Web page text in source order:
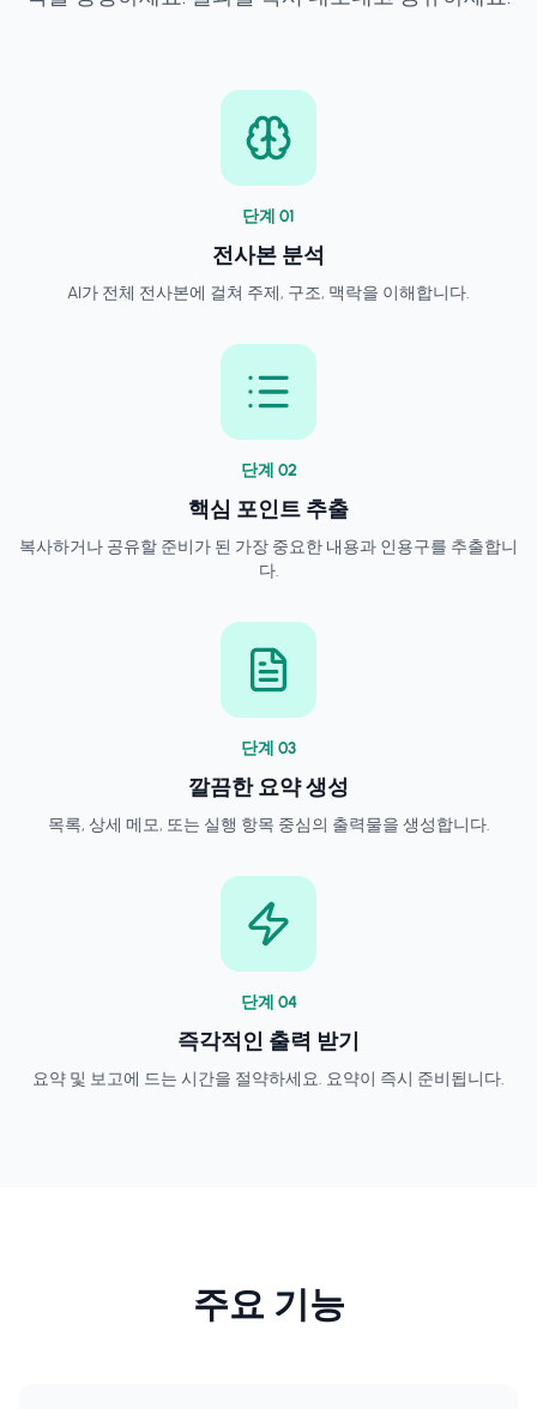
단계 01
전사본 분석
AI가 전체 전사본에 걸쳐 주제, 구조, 맥락을 이해합니다.
단계 02
핵심 포인트 추출
복사하거나 공유할 준비가 된 가장 중요한 내용과 인용구를 추출합니
다.
단계 03
깔끔한 요약 생성
목록, 상세 메모, 또는 실행 항목 중심의 출력물을 생성합니다.
단계 04
즉각적인 출력 받기
요약 및 보고에 드는 시간을 절약하세요. 요약이 즉시 준비됩니다.
주요 기능